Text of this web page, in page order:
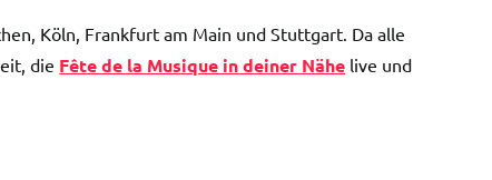
Köln, Frankfurt am Main und Stuttgart. Da alle
die Fête de la Musique in deiner Nähe live und